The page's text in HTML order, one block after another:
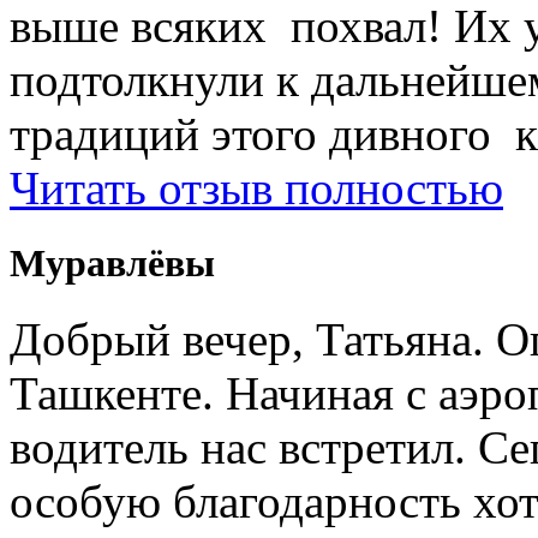
выше всяких похвал! Их
подтолкнули к
традиций этого дивного
Читать отзыв полностью
Муравлёвы
Добрый вечер, Татьяна.
Ташкенте. Начиная с
водитель нас встретил.
особую благодарность